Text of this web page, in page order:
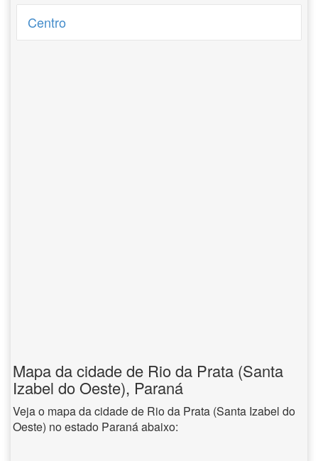
Centro
Mapa da cidade de Rio da Prata (Santa
Izabel do Oeste), Paraná
Veja o mapa da cidade de Rio da Prata (Santa Izabel do
Oeste) no estado Paraná abaixo: